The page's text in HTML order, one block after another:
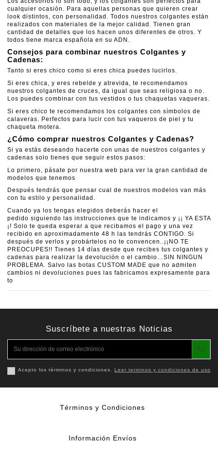
cualquier ocasión. Para aquellas personas que quieren crear
look distintos, con personalidad. Todos nuestros colgantes están
realizados con materiales de la mejor calidad. Tienen gran
cantidad de detalles que los hacen unos diferentes de otros. Y
todos tiene marca española en su ADN.
Consejos para combinar nuestros Colgantes y
Cadenas:
Tanto si eres chico como si eres chica puedes lucirlos.
Si eres chica, y eres rebelde y atrevida, te recomendamos
nuestros colgantes de cruces, da igual que seas religiosa o no.
Los puedes combinar con tus vestidos o tus chaquetas vaqueras.
Si eres chico te recomendamos los colgantes con símbolos de
calaveras. Perfectos para lucir con tus vaqueros de piel y tu
chaqueta motera.
¿Cómo comprar nuestros Colgantes y Cadenas?
Si ya estás deseando hacerte con unas de nuestros colgantes y
cadenas solo tienes que seguir estos pasos:
Lo primero, pásate por nuestra web para ver la gran cantidad de
modelos que tenemos
Después tendrás que pensar cual de nuestros modelos van más
con tu estilo y personalidad.
Cuando ya los tengas elegidos deberás hacer el
pedido siguiendo las instrucciones que te indicamos y ¡¡ YA ESTA
¡! Solo te queda esperar a que recibamos el pago y una vez
recibido en aproximadamente 48 h las tendrás CONTIGO. Si
después de verlos y probártelos no te convencen..¡¡NO TE
PREOCUPES!! Tienes 14 días desde que recibes tus colgantes y
cadenas para realizar la devolución o el cambio…SIN NINGUN
PROBLEMA. Salvo las botas CUSTOM MADE que no admiten
cambios ni devoluciones pues las fabricamos expresamente para
to
Suscríbete a nuestras Noticias
Acepto los términos y condiciones. Leer terminos y condiciones de uso
Términos y Condiciones
Información Envíos